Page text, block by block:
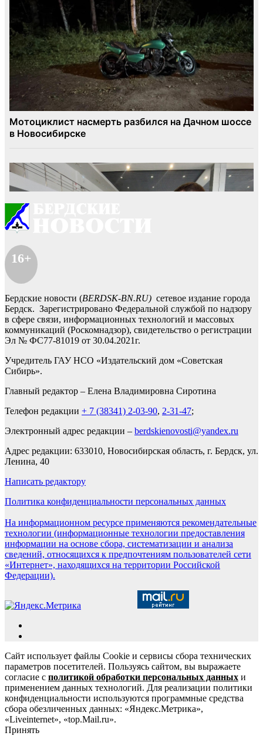
16+
Бердские новости (BERDSK-BN.RU) сетевое издание города
Бердск. Зарегистрировано Федеральной службой по надзору
в сфере связи, информационных технологий и массовых
коммуникаций (Роскомнадзор), свидетельство о регистрации
Эл № ФС77-81019 от 30.04.2021г.
Учредитель ГАУ НСО «Издательский дом «Советская
Сибирь».
Главный редактор – Елена Владимировна Сиротина
Телефон редакции + 7 (38341) 2-03-90, 2-31-47;
Электронный адрес редакции – berdskienovosti@yandex.ru
Адрес редакции: 633010, Новосибирская область, г. Бердск, ул.
Ленина, 40
Написать редактору
Политика конфиденциальности персональных данных
На информационном ресурсе применяются рекомендательные
технологии (информационные технологии предоставления
информации на основе сбора, систематизации и анализа
сведений, относящихся к предпочтениям пользователей сети
«Интернет», находящихся на территории Российской
Федерации).
Сайт использует файлы Cookie и сервисы сбора технических
параметров посетителей. Пользуясь сайтом, вы выражаете
согласие с политикой обработки персональных данных и
применением данных технологий. Для реализации политики
конфиденциальности используются программные средства
сбора обезличенных данных: «Яндекс.Метрика»,
«Liveinternet», «top.Mail.ru».
Принять